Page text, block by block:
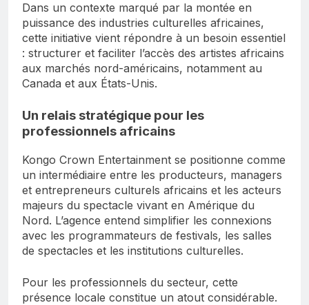
Dans un contexte marqué par la montée en
puissance des industries culturelles africaines,
cette initiative vient répondre à un besoin essentiel
: structurer et faciliter l’accès des artistes africains
aux marchés nord-américains, notamment au
Canada et aux États-Unis.
Un relais stratégique pour les
professionnels africains
Kongo Crown Entertainment se positionne comme
un intermédiaire entre les producteurs, managers
et entrepreneurs culturels africains et les acteurs
majeurs du spectacle vivant en Amérique du
Nord. L’agence entend simplifier les connexions
avec les programmateurs de festivals, les salles
de spectacles et les institutions culturelles.
Pour les professionnels du secteur, cette
présence locale constitue un atout considérable.